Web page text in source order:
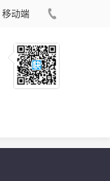
移动端